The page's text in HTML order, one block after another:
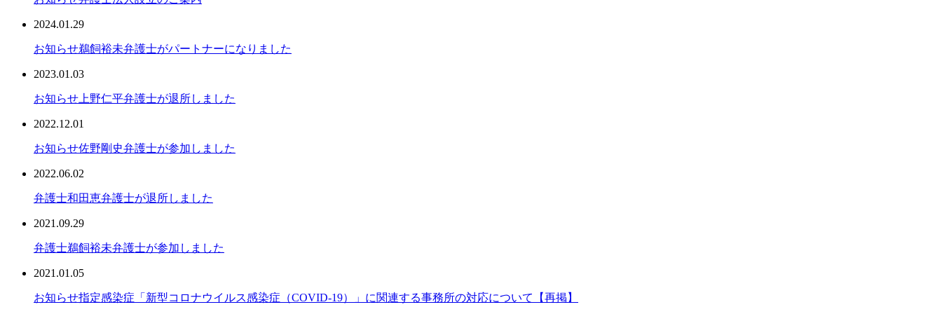
2024.01.29
お知らせ鵜飼裕未弁護士がパートナーになりました
2023.01.03
お知らせ 上野仁平弁護士が退所しました
2022.12.01
お知らせ佐野剛史弁護士が参加しました
2022.06.02
弁護士和田恵弁護士が退所しました
2021.09.29
弁護士鵜飼裕未弁護士が参加しました
2021.01.05
お知らせ指定感染症「新型コロナウイルス感染症（COVID-19）」に関連する事務所の対応について【再掲】